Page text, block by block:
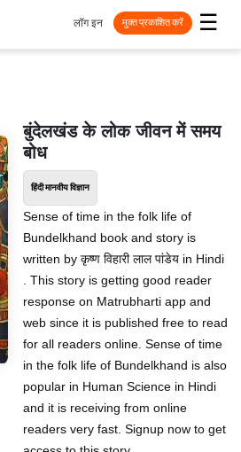
☰
लॉग इन मुक्त प्रकाशित करें
बुंदेलखंड के लोक जीवन में समय
बोध
हिंदी मानवीय विज्ञान
Sense of time in the folk life of
Bundelkhand book and story is
written by कृष्ण विहारी लाल पांडेय in Hindi
. This story is getting good reader
response on Matrubharti app and
web since it is published free to read
for all readers online. Sense of time
in the folk life of Bundelkhand is also
popular in Human Science in Hindi
and it is receiving from online
readers very fast. Signup now to get